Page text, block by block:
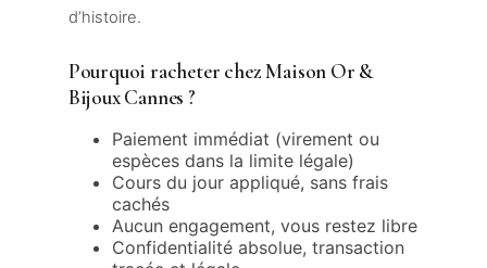
d’histoire.
Pourquoi racheter chez Maison Or &
Bijoux Cannes ?
Paiement immédiat (virement ou
espèces dans la limite légale)
Cours du jour appliqué, sans frais
cachés
Aucun engagement, vous restez libre
Confidentialité absolue, transaction